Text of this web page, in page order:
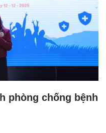
phòng chống bệnh